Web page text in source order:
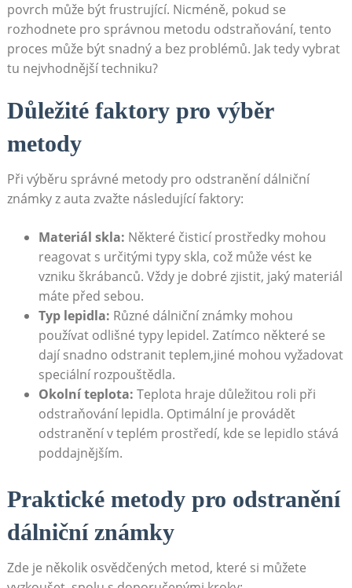
povrch může být frustrující. Nicméně, pokud se
rozhodnete pro správnou metodu odstraňování, tento
proces může být snadný a bez problémů. Jak tedy vybrat
tu nejvhodnější techniku?
Důležité faktory pro výběr
metody
Při výběru správné metody pro odstranění dálniční
známky z auta zvažte následující faktory:
Materiál skla: Některé čisticí prostředky mohou
reagovat s určitými typy skla, což může vést ke
vzniku škrábanců. Vždy je dobré zjistit, jaký materiál
máte před sebou.
Typ lepidla: Různé dálniční známky mohou
používat odlišné typy lepidel. Zatímco některé se
dají snadno odstranit teplem,jiné mohou vyžadovat
speciální rozpouštědla.
Okolní teplota: Teplota hraje důležitou roli při
odstraňování lepidla. Optimální je provádět
odstranění v teplém prostředí, kde se lepidlo stává
poddajnějším.
Praktické metody pro odstranění
dálniční známky
Zde je několik osvědčených metod, které si můžete